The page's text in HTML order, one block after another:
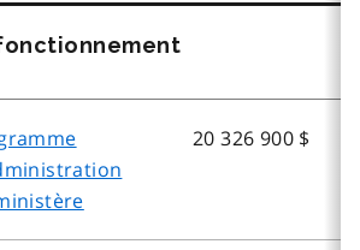
20 326 900 $